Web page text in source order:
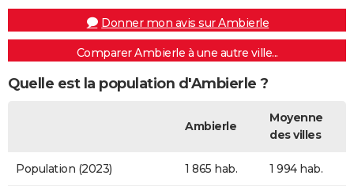
Donner mon avis sur Ambierle
Comparer Ambierle à une autre ville...
Quelle est la population d'Ambierle ?
Ambierle
Moyenne
des villes
Population (2023) 1 865 hab. 1 994 hab.